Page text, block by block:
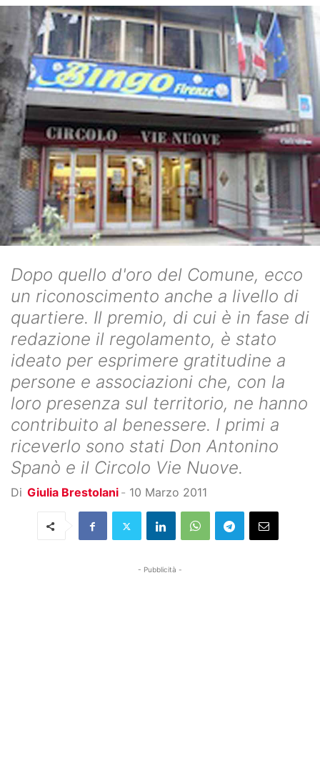
Dopo quello d'oro del Comune, ecco
un riconoscimento anche a livello di
quartiere. Il premio, di cui è in fase di
redazione il regolamento, è stato
ideato per esprimere gratitudine a
persone e associazioni che, con la
loro presenza sul territorio, ne hanno
contribuito al benessere. I primi a
riceverlo sono stati Don Antonino
Spanò e il Circolo Vie Nuove.
Di Giulia Brestolani - 10 Marzo 2011
- Pubblicità -